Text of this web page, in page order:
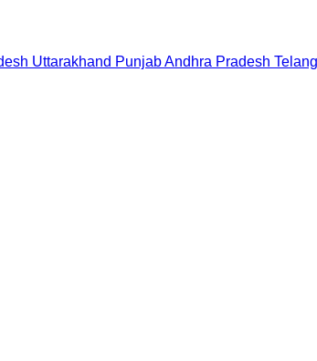
Uttarakhand PunjabAndhra Pradesh